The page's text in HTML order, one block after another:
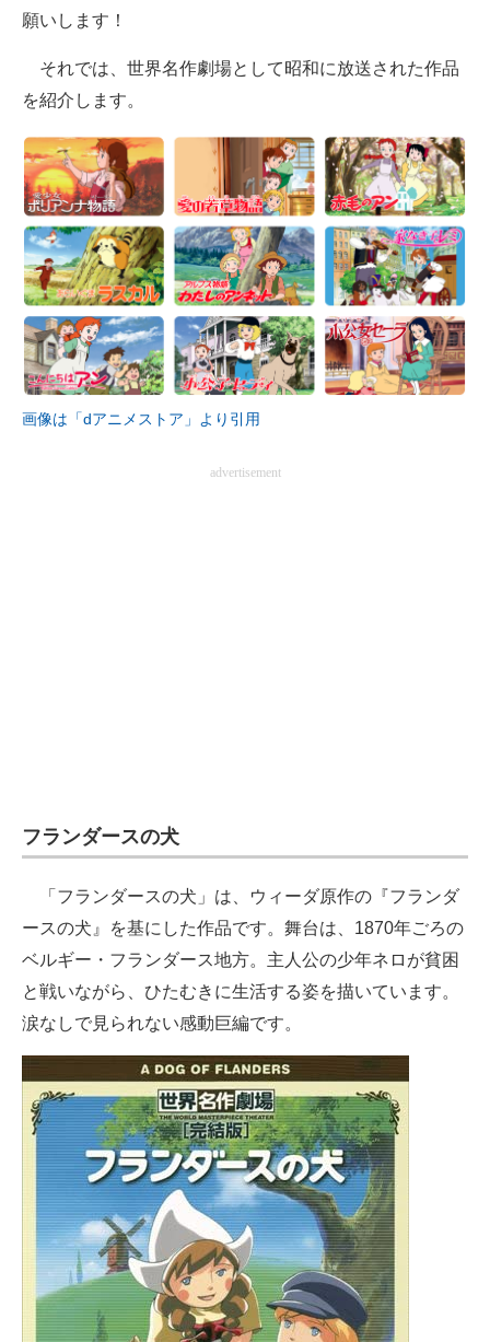
AI活用のいまが分かる
企業ITのトレンドを詳説
マーケ×ITの今がよく分かる
ITエンジニア向け専門サイト
企業向けIT製品の総合サイト
IT製品の技術・比較・事例
製造業のIT導入・活用を支援
願いします！
それでは、世界名作劇場として昭和に放送された作品
を紹介します。
画像は「dアニメストア」より引用
advertisement
フランダースの犬
「フランダースの犬」は、ウィーダ原作の『フランダ
ースの犬』を基にした作品です。舞台は、1870年ごろの
ベルギー・フランダース地方。主人公の少年ネロが貧困
と戦いながら、ひたむきに生活する姿を描いています。
涙なしで見られない感動巨編です。